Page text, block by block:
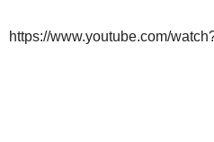
https://www.youtube.com/